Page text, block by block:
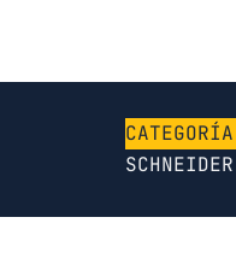
CATEGORÍA
SCHNEIDER